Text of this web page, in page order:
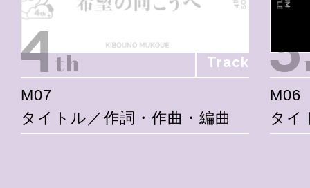
Track
M07
タイトル／作詞・作曲・編曲
M06
タイ